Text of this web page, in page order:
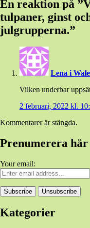
En reaktion på ”
tulpaner, ginst
julgrupperna.”
Lena i
Vilken underbar
2 februari, 2022 kl.
Kommentarer är stängda.
Prenumerera här
Your email:
Kategorier